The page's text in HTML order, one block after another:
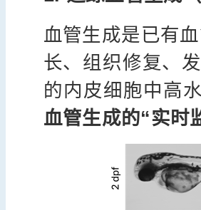
血管生成是已有
长、组织修复、
的内皮细胞中高
血管生成的“实时